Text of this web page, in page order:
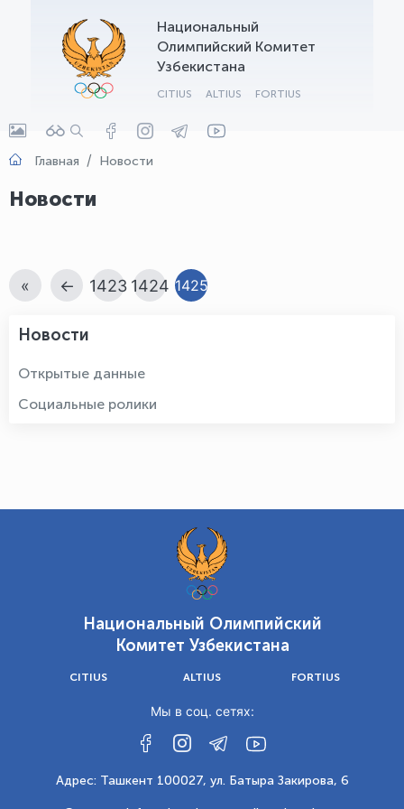
Национальный
Олимпийский Комитет
Узбекистана
CITIUS ALTIUS FORTIUS
Главная Новости
Новости
« ← 1423 1424 1425
Новости
Открытые данные
Социальные ролики
Национальный Олимпийский
Комитет Узбекистана
CITIUS ALTIUS FORTIUS
Мы в соц. сетях:
Адрес: Ташкент 100027, ул. Батыра Закирова, 6
OLYMPCHIK AI - yordamchi
Онлайн · olympic.uz